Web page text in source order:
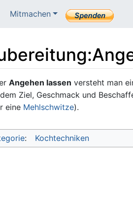
Mitmachen
:
zu:Navigation ,Suche
Angehen lassen versteht man
Ziel, Geschmack und
eine Mehlschwitze).
: Kochtechniken